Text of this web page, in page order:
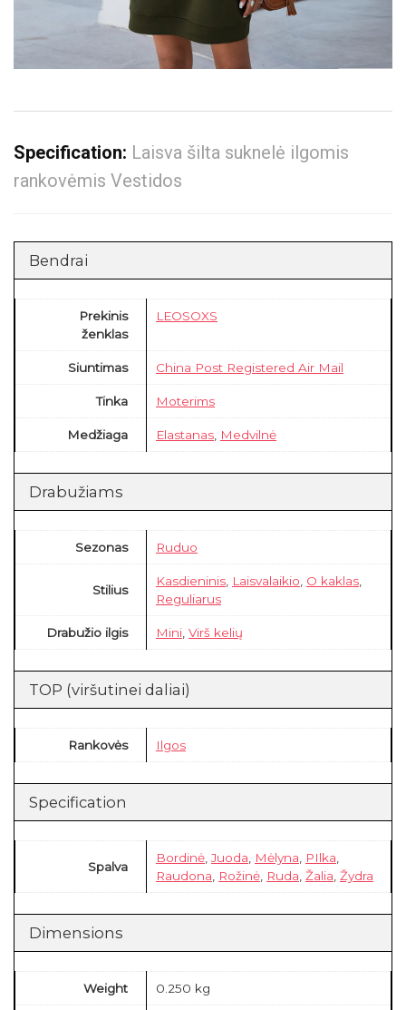
Specification: Laisva šilta suknelė ilgomis
rankovėmis Vestidos
Bendrai
Prekinis
ženklas
LEOSOXS
Siuntimas China Post Registered Air Mail
Tinka Moterims
Medžiaga Elastanas, Medvilnė
Drabužiams
Sezonas Ruduo
Stilius
Kasdieninis, Laisvalaikio, O kaklas,
Reguliarus
Drabužio ilgis Mini, Virš kelių
TOP (viršutinei daliai)
Rankovės Ilgos
Specification
Spalva
Bordinė,Juoda, Mėlyna, PIlka,
Raudona, Rožinė, Ruda, Žalia, Žydra
Dimensions
Weight 0.250 kg